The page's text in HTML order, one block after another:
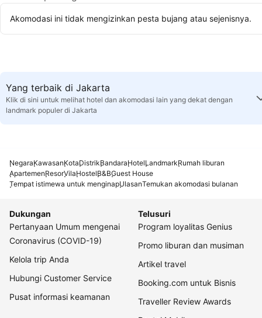
Akomodasi ini tidak mengizinkan pesta bujang atau sejenisnya.
Yang terbaik di Jakarta
Klik di sini untuk melihat hotel dan akomodasi lain yang dekat dengan
landmark populer di Jakarta
NegaraKawasanKotaDistrikBandaraHotelLandmarkRumah liburan
ApartemenResorVilaHostelB&BGuest House
Tempat istimewa untuk menginapUlasanTemukan akomodasi bulanan
Dukungan
Pertanyaan Umum mengenai
Coronavirus (COVID-19)
Kelola trip Anda
Hubungi Customer Service
Pusat informasi keamanan
Telusuri
Program loyalitas Genius
Promo liburan dan musiman
Artikel travel
Booking.com untuk Bisnis
Traveller Review Awards